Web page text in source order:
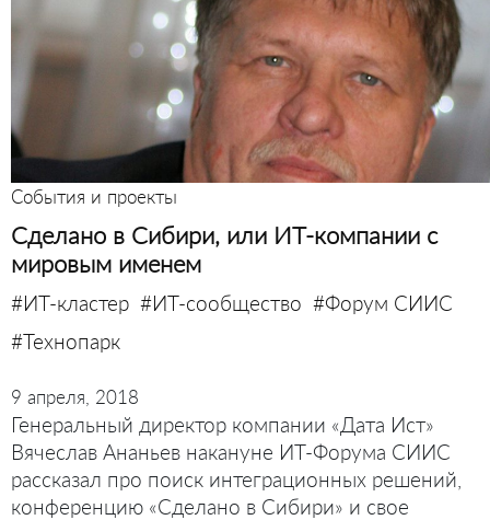
События и проекты
Сделано в Сибири, или ИТ-компании с
мировым именем
#ИТ-кластер #ИТ-сообщество #Форум СИИС
#Технопарк
9 апреля, 2018
Генеральный директор компании «Дата Ист»
Вячеслав Ананьев накануне ИТ-Форума СИИС
рассказал про поиск интеграционных решений,
конференцию «Сделано в Сибири» и свое